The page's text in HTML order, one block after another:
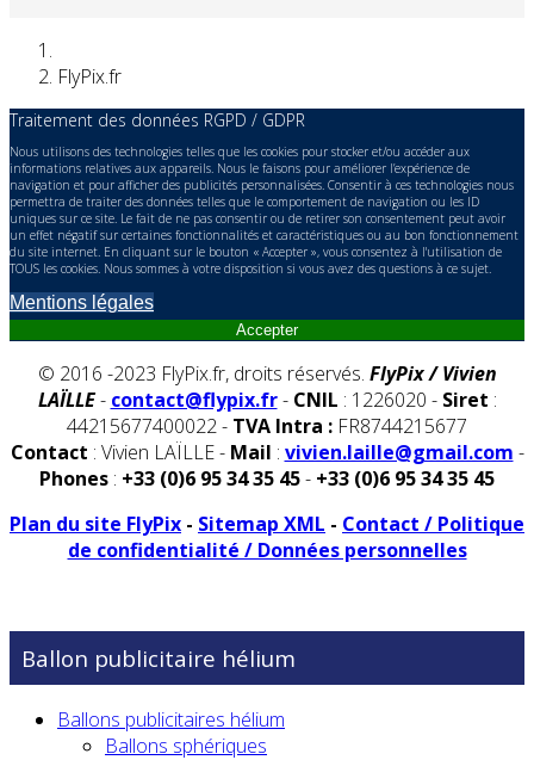
FlyPix.fr
Traitement des données RGPD / GDPR
Nous utilisons des technologies telles que les cookies pour stocker et/ou accéder aux
informations relatives aux appareils. Nous le faisons pour améliorer l’expérience de
navigation et pour afficher des publicités personnalisées. Consentir à ces technologies nous
permettra de traiter des données telles que le comportement de navigation ou les ID
uniques sur ce site. Le fait de ne pas consentir ou de retirer son consentement peut avoir
un effet négatif sur certaines fonctionnalités et caractéristiques ou au bon fonctionnement
du site internet. En cliquant sur le bouton « Accepter », vous consentez à l'utilisation de
TOUS les cookies. Nous sommes à votre disposition si vous avez des questions à ce sujet.
Mentions légales
Accepter
© 2016 -2023 FlyPix.fr, droits réservés. FlyPix / Vivien
LAÏLLE - contact@flypix.fr- CNIL : 1226020 - Siret :
44215677400022 - TVA Intra : FR8744215677
Contact : Vivien LAÏLLE - Mail : vivien.laille@gmail.com -
Phones : +33 (0)6 95 34 35 45- +33 (0)6 95 34 35 45
Plan du site FlyPix - Sitemap XML - Contact / Politique
de confidentialité / Données personnelles
Ballon publicitaire hélium
Ballons publicitaires hélium
Ballons sphériques